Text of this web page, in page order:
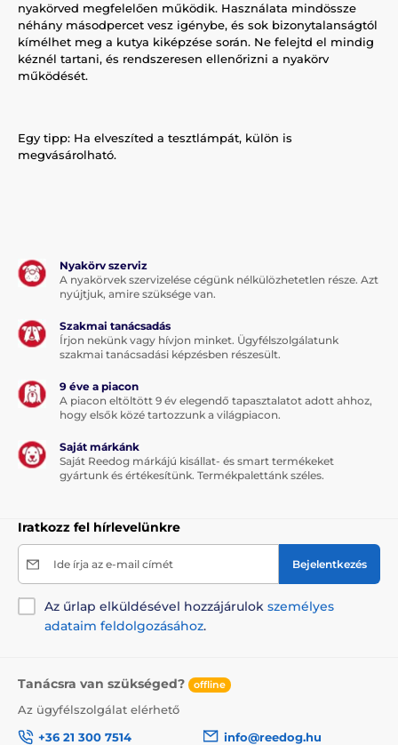
nyakörved megfelelően működik. Használata mindössze
néhány másodpercet vesz igénybe, és sok bizonytalanságtól
kímélhet meg a kutya kiképzése során. Ne felejtd el mindig
kéznél tartani, és rendszeresen ellenőrizni a nyakörv
működését.
Egy tipp: Ha elveszíted a tesztlámpát, külön is
megvásárolható.
Nyakörv szerviz
A nyakörvek szervizelése cégünk nélkülözhetetlen része. Azt
nyújtjuk, amire szüksége van.
Szakmai tanácsadás
Írjon nekünk vagy hívjon minket. Ügyfélszolgálatunk
szakmai tanácsadási képzésben részesült.
9 éve a piacon
A piacon eltöltött 9 év elegendő tapasztalatot adott ahhoz,
hogy elsők közé tartozzunk a világpiacon.
Saját márkánk
Saját Reedog márkájú kisállat- és smart termékeket
gyártunk és értékesítünk. Termékpalettánk széles.
Iratkozz fel hírlevelünkre
Ide írja az e-mail címét Bejelentkezés
Az űrlap elküldésével hozzájárulok személyes
adataim feldolgozásához.
Tanácsra van szükséged? offline
Az ügyfélszolgálat elérhető
+36 21 300 7514
info@reedog.hu